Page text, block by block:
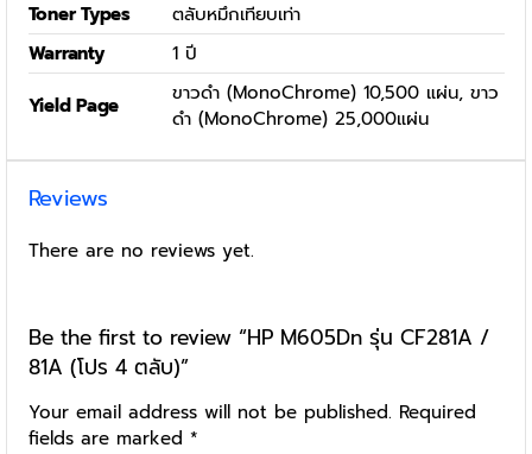
Toner Types
ตลับหมึกเทียบเท่า
Warranty
1 ปี
Yield Page
ขาวดำ (MonoChrome) 10,500 แผ่น, ขาว
ดำ (MonoChrome) 25,000แผ่น
Reviews
There are no reviews yet.
Be the first to review “HP M605Dn รุ่น CF281A /
81A (โปร 4 ตลับ)”
Your email address will not be published. Required
fields are marked *